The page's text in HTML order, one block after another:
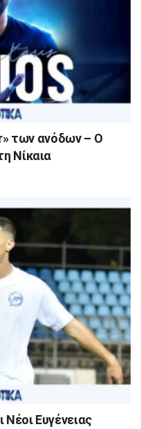
των ανόδων – Ο
Νίκαια
Ευγένειας